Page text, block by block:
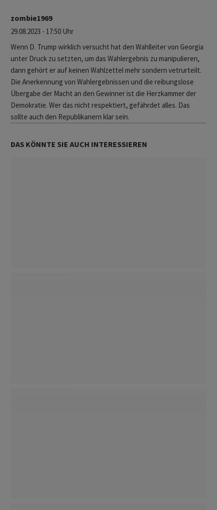
zombie1969
29.08.2023 - 17:50 Uhr
Wenn D. Trump wirklich versucht hat den Wahlleiter von Georgia
unter Druck zu setzten, um das Wahlergebnis zu manipulieren,
dann gehört er auf keinen Wahlzettel mehr sondern vetrurteilt.
Die Anerkennung von Wahlergebnissen und die reibungslose
Übergabe der Macht an den Gewinner ist die Herzkammer der
Demokratie. Wer das nicht respektiert, gefährdet alles. Das
sollte auch den Republikanern klar sein.
DAS KÖNNTE SIE AUCH INTERESSIEREN